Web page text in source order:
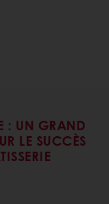
: UN GRAND
LE SUCCÈS